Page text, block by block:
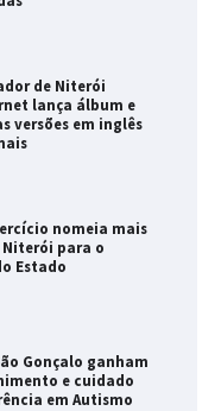
de Niterói
lança álbum e
versões em inglês
nomeia mais
para o
Estado
Gonçalo ganham
e cuidado
em Autismo